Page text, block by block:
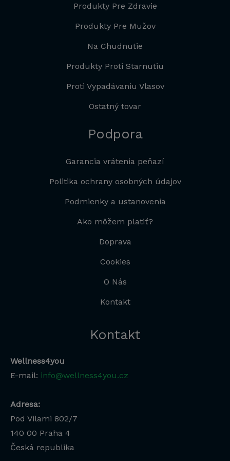
Produkty Pre Zdravie
Produkty Pre Mužov
Na Chudnutie
Produkty Proti Starnutiu
Proti Vypadávaniu Vlasov
Ostatný tovar
Podpora
Garancia vrátenia peňazí
Politika ochrany osobných údajov
Podmienky a ustanovenia
Ako môžem platiť?
Doprava
Cookies
O Nás
Kontakt
Kontakt
Wellness4you
E-mail: info@wellness4you.cz
Adresa:
Pod Vilami 802/7
140 00 Praha 4
Česká republika